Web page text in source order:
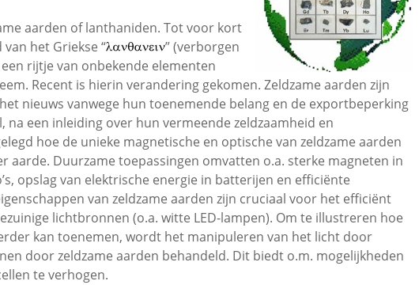
aarden of lanthaniden. Tot voor kort
het Griekse “
” (verborgen
rijtje van onbekende elementen
Recent is hierin verandering gekomen. Zeldzame aarden zijn
nieuws vanwege hun toenemende belang en de exportbeperking
na een inleiding over hun vermeende zeldzaamheid en
hoe de unieke magnetische en optische van zeldzame aarden
aarde. Duurzame toepassingen omvatten o.a. sterke magneten in
opslag van elektrische energie in batterijen en efficiënte
van zeldzame aarden zijn cruciaal voor het efficiënt
lichtbronnen (o.a. witte LED-lampen). Om te illustreren hoe
kan toenemen, wordt het manipuleren van het licht door
door zeldzame aarden behandeld. Dit biedt o.m. mogelijkheden
te verhogen.